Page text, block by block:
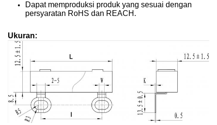
Dapat memproduksi produk yang sesuai dengan
persyaratan RoHS dan REACH.
Ukuran: